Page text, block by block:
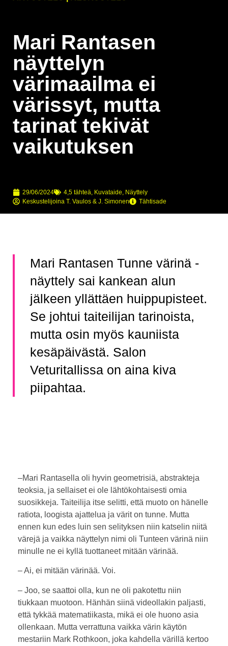
Mari Rantasen
näyttelyn
värimaailma ei
värissyt, mutta
tarinat tekivät
vaikutuksen
29/06/2024 4,5 tähteä Kuvataide Näyttely
Keskustelijoina T. Vaulos & J. Simonen Tähtisade
Mari Rantasen Tunne värinä -
näyttely sai kankean alun
jälkeen yllättäen huippupisteet.
Se johtui taiteilijan tarinoista,
mutta osin myös kauniista
kesäpäivästä. Salon
Veturitallissa on aina kiva
piipahtaa.
–Mari Rantasella oli hyvin geometrisiä, abstrakteja
teoksia, ja sellaiset ei ole lähtökohtaisesti omia
suosikkeja. Taiteilija itse selitti, että muoto on hänelle
ratiota, loogista ajattelua ja värit on tunne. Mutta
ennen kun edes luin sen selityksen niin katselin niitä
värejä ja vaikka näyttelyn nimi oli Tunteen värinä niin
minulle ne ei kyllä tuottaneet mitään värinää.
– Ai, ei mitään värinää. Voi.
– Joo, se saattoi olla, kun ne oli pakotettu niin
tiukkaan muotoon. Hänhän siinä videollakin paljasti,
että tykkää matematiikasta, mikä ei ole huono asia
ollenkaan. Mutta verrattuna vaikka värin käytön
mestariin Mark Rothkoon, joka kahdella värillä kertoo